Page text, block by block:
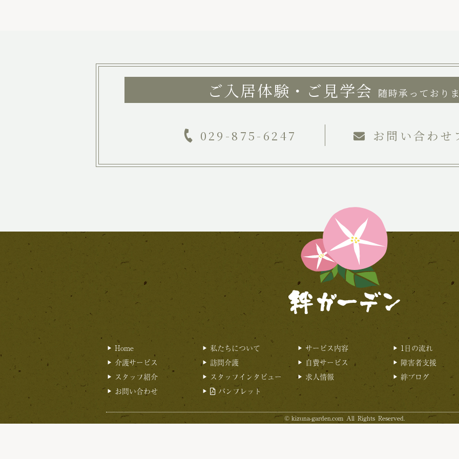
ご入居体験・ご見学会 随時承っておりま
029-875-6247 お問い合わせ
Home 私たちについて サービス内容 1日の流れ
介護サービス
訪問介護 自費サービス 障害者支援
スタッフ紹介
スタッフインタビュー 求人情報 絆ブログ
お問い合わせ
パンフレット
© kizuna-garden.comAll Rights Reserved.